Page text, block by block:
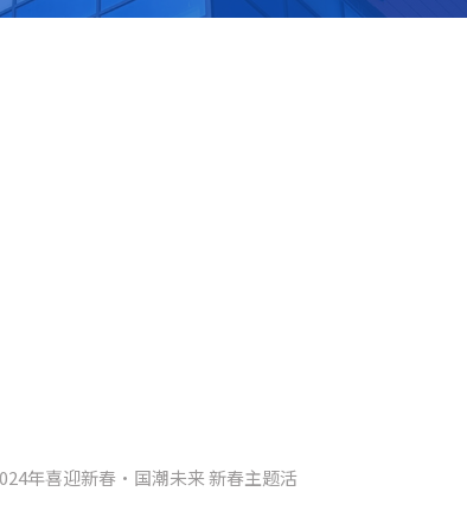
年喜迎新春·国潮未来 新春主题活